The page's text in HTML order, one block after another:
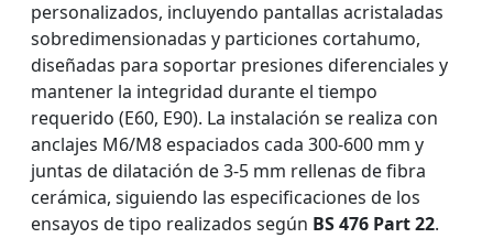
personalizados, incluyendo pantallas acristaladas
sobredimensionadas y particiones cortahumo,
diseñadas para soportar presiones diferenciales y
mantener la integridad durante el tiempo
requerido (E60, E90). La instalación se realiza con
anclajes M6/M8 espaciados cada 300-600 mm y
juntas de dilatación de 3-5 mm rellenas de fibra
cerámica, siguiendo las especificaciones de los
ensayos de tipo realizados según BS 476 Part 22.